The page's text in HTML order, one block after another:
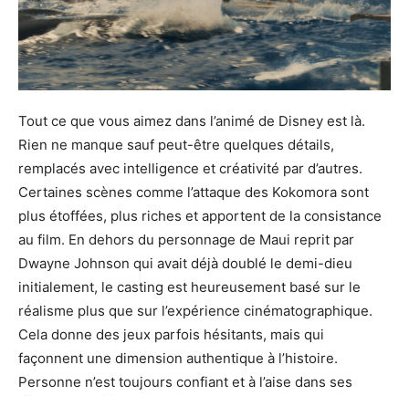
Tout ce que vous aimez dans l’animé de Disney est là.
Rien ne manque sauf peut-être quelques détails,
remplacés avec intelligence et créativité par d’autres.
Certaines scènes comme l’attaque des Kokomora sont
plus étoffées, plus riches et apportent de la consistance
au film. En dehors du personnage de Maui reprit par
Dwayne Johnson qui avait déjà doublé le demi-dieu
initialement, le casting est heureusement basé sur le
réalisme plus que sur l’expérience cinématographique.
Cela donne des jeux parfois hésitants, mais qui
façonnent une dimension authentique à l’histoire.
Personne n’est toujours confiant et à l’aise dans ses